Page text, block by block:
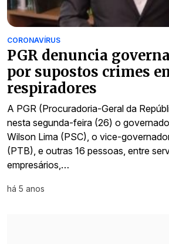
CORONAVÍRUS
PGR denuncia
por supostos crimes
respiradores
A PGR (Procuradoria-Geral da
nesta segunda-feira (26) o
Wilson Lima (PSC), o vice-
(PTB), e outras 16 pessoas, entre
empresários,…
há 5 anos